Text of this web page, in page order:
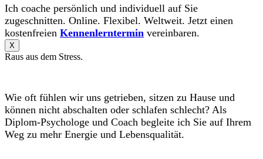
Ich coache persönlich und individuell auf Sie
zugeschnitten. Online. Flexibel. Weltweit. Jetzt einen
kostenfreien Kennenlerntermin vereinbaren.
X
Raus aus dem Stress.
Wie oft fühlen wir uns getrieben, sitzen zu Hause und
können nicht abschalten oder schlafen schlecht? Als
Diplom-Psychologe und Coach begleite ich Sie auf Ihrem
Weg zu mehr Energie und Lebensqualität.